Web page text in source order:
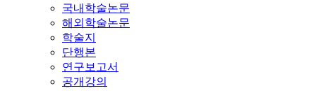
국내학술논문
해외학술논문
학술지
단행본
연구보고서
공개강의